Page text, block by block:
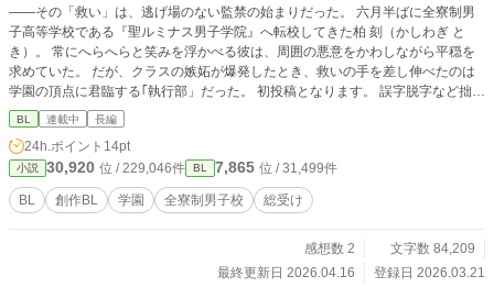
——その「救い」は、逃げ場のない監禁の始まりだった。 六月半ばに全寮制男
子高等学校である『聖ルミナス男子学院』へ転校してきた柏 刻（かしわぎ と
き）。 常にへらへらと笑みを浮かべる彼は、周囲の悪意をかわしながら平穏を
求めていた。 だが、クラスの嫉妬が爆発したとき、救いの手を差し伸べたのは
学園の頂点に君臨する｢執行部」だった。 初投稿となります。 誤字脱字など拙い
点あると思いますがよろしくお願いします。
BL 連載中 長編
24h.ポイント 14pt
小説 30,920 位 / 229,046件 BL 7,865 位 / 31,499件
BL 創作BL 学園 全寮制男子校 総受け
感想数 2
文字数 84,209
最終更新日 2026.04.16
登録日 2026.03.21